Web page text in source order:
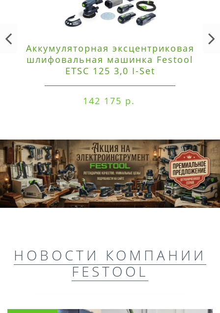
Аккумуляторная эксцентриковая
шлифовальная машинка Festool
ETSC 125 3,0 I-Set
142 175 р.
НОВОСТИ КОМПАНИИ
FESTOOL